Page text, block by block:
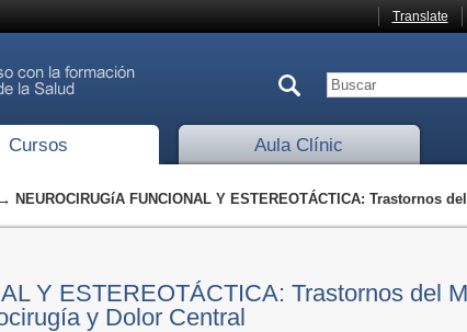
Translate
Cursos Aula Clínic
NEUROCIRUGíA FUNCIONAL Y ESTEREOTÁCTICA: Trastornos
Y ESTEREOTÁCTICA: Trastornos del
y Dolor Central